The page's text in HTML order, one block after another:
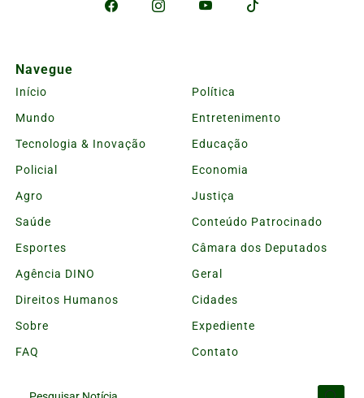
Navegue
Início
Política
Mundo
Entretenimento
Tecnologia & Inovação
Educação
Policial
Economia
Agro
Justiça
Saúde
Conteúdo Patrocinado
Esportes
Câmara dos Deputados
Agência DINO
Geral
Direitos Humanos
Cidades
Sobre
Expediente
FAQ
Contato